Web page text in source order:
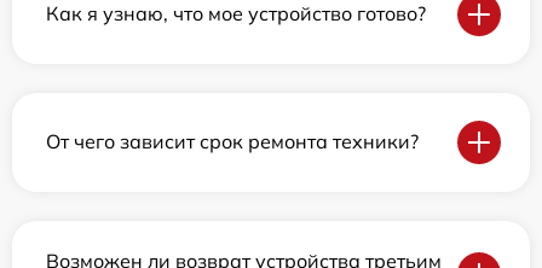
Как я узнаю, что мое устройство готово?
От чего зависит срок ремонта техники?
Возможен ли возврат устройства третьим